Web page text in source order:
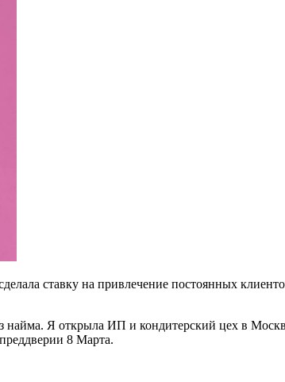
ставку на привлечение постоянных
найма. Я открыла ИП и кондитерский цех в
8 Марта.